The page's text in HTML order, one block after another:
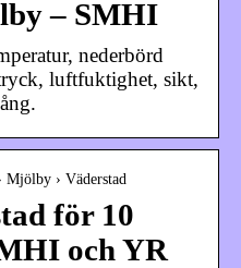
– SMHI
nederbörd
luftfuktighet, sikt,
› Väderstad
för 10
och YR